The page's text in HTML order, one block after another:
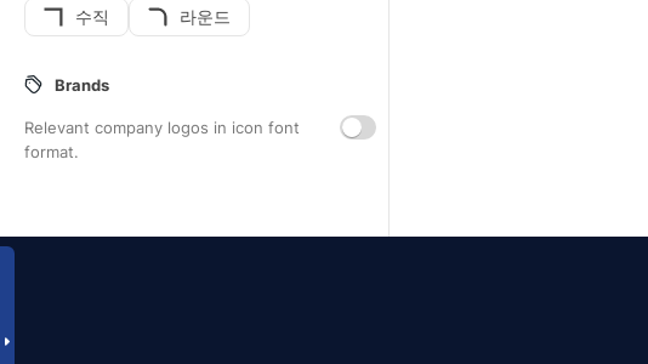
수직 라운드
Brands
Relevant company logos in icon font
format.